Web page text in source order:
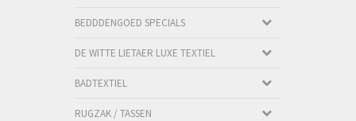
BEDDDENGOED SPECIALS
DE WITTE LIETAER LUXE TEXTIEL
BADTEXTIEL
RUGZAK / TASSEN